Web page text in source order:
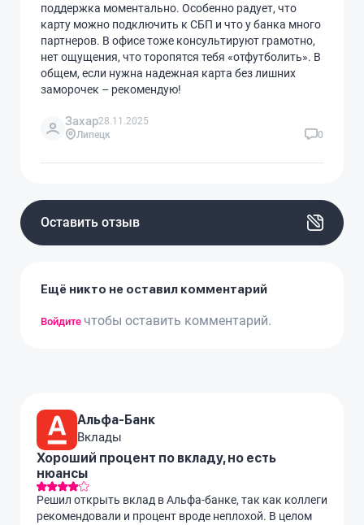
поддержка моментально. Особенно радует, что
карту можно подключить к СБП и что у банка много
партнеров. В офисе тоже консультируют грамотно,
нет ощущения, что торопятся тебя «отфутболить». В
общем, если нужна надежная карта без лишних
заморочек – рекомендую!
Захар28.11.2025
Липецк
0
Оставить отзыв
Ещё никто не оставил комментарий
Войдите чтобы оставить комментарий.
Альфа-Банк
Вклады
Хороший процент по вкладу, но есть
нюансы
Решил открыть вклад в Альфа-банке, так как коллеги
рекомендовали и процент вроде неплохой. В целом